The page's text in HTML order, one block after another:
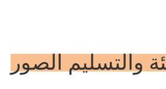
والتسليم الصور